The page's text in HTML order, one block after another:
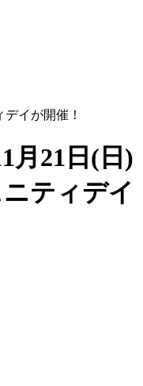
イが開催！
月21日(日)
ティデイ